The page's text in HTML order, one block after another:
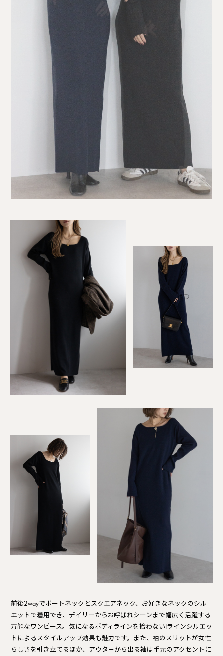
前後2wayでボートネックとスクエアネック、お好きなネックのシル
エットで着用でき、デイリーからお呼ばれシーンまで幅広く活躍する
万能なワンピース。気になるボディラインを拾わないIラインシルエッ
トによるスタイルアップ効果も魅力です。また、袖のスリットが女性
らしさを引き立てるほか、アウターから出る袖は手元のアクセントに